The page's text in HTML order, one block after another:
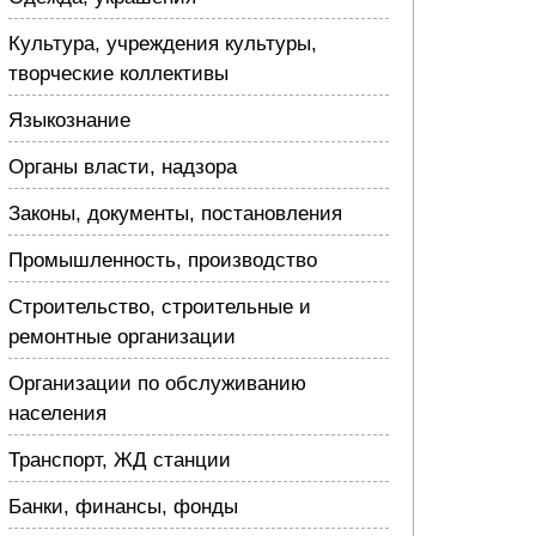
Культура, учреждения культуры,
творческие коллективы
Языкознание
Органы власти, надзора
Законы, документы, постановления
Промышленность, производство
Строительство, строительные и
ремонтные организации
Организации по обслуживанию
населения
Транспорт, ЖД станции
Банки, финансы, фонды